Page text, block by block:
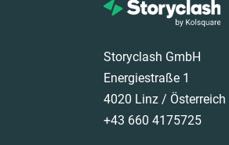
Storyclash GmbH
Energiestraße 1
4020 Linz / Österreich
+43 660 4175725